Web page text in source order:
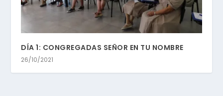
DÍA 1: CONGREGADAS SEÑOR EN TU NOMBRE
26/10/2021